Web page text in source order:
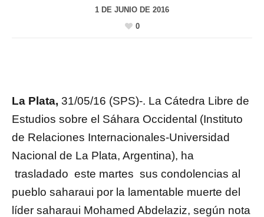
1 DE JUNIO DE 2016
0
La Plata, 31/05/16 (SPS)-. La Cátedra Libre de
Estudios sobre el Sáhara Occidental (Instituto
de Relaciones Internacionales-Universidad
Nacional de La Plata, Argentina), ha
trasladado este martes sus condolencias al
pueblo saharaui por la lamentable muerte del
líder saharaui Mohamed Abdelaziz, según nota